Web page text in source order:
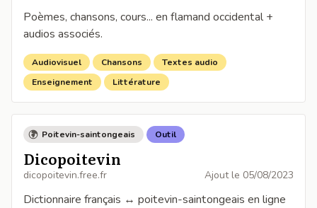
Poèmes, chansons, cours... en flamand occidental +
audios associés.
Audiovisuel Chansons
Textes audio
Enseignement
Littérature
Poitevin-saintongeais Outil
Dicopoitevin
dicopoitevin.free.fr Ajout le 05/08/2023
Dictionnaire français ↔ poitevin-saintongeais en ligne